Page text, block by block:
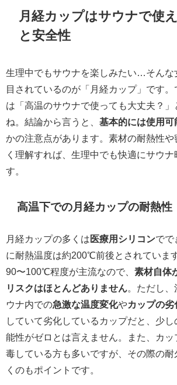
月経カップはサウナで使
と安全性
生理中でもサウナを楽しみたい…そんな
目されているのが「月経カップ」です
は「高温のサウナで使っても大丈夫？」
ね。結論から言うと、 基本的には使用可
かの注意点があります。素材の耐熱性や
く理解すれば、生理中でも快適にサウナ
す。
高温下での月経カップの耐熱性
月経カップの多くは 医療用シリコンでで
に耐熱温度は約200℃前後とされていま
90〜100℃程度が主流なので、 素材自体
リスクはほとんどありません。ただし
ウナ内での急激な温度変化やカップの劣
していて劣化しているカップだと、少
能性がゼロとは言えません。また、カッ
毒している方も多いですが、その際の耐
くのもポイントです。